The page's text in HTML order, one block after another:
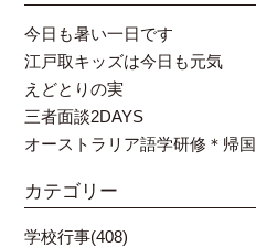
今日も暑い一日です
江戸取キッズは今日も元気
えどとりの実
三者面談2DAYS
オーストラリア語学研修＊帰国
カテゴリー
学校行事(408)